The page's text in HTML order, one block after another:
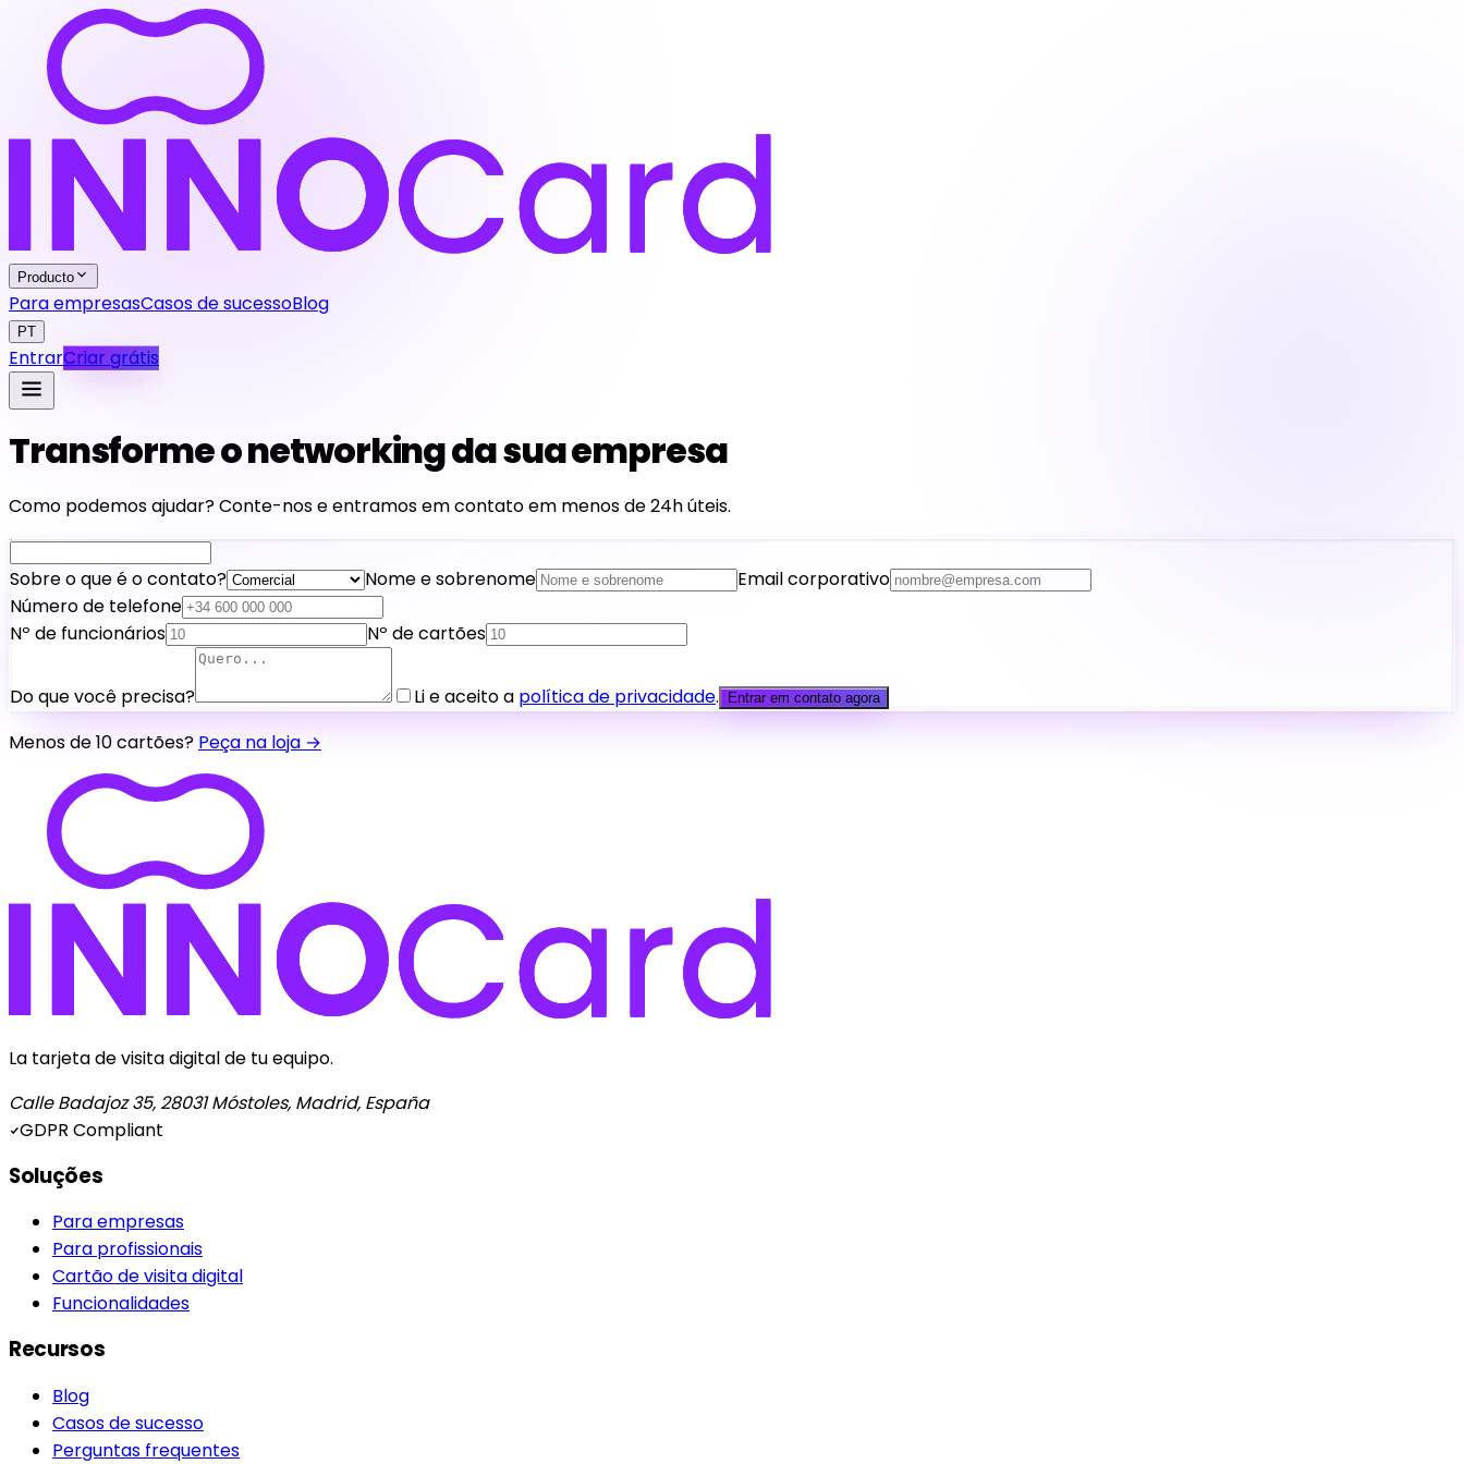
Producto
Para empresasCasos de sucessoBlog
PT
EntrarCriar grátis
Transforme o networking da sua empresa
Como podemos ajudar? Conte-nos e entramos em contato em menos de 24h úteis.
Sobre o que é o contato? Nome e sobrenome
Email corporativo
Número de telefone
Nº de funcionários
Nº de cartões
Do que você precisa? Li e aceito a política de privacidade. Entrar em contato agora
Menos de 10 cartões? Peça na loja →
La tarjeta de visita digital de tu equipo.
Calle Badajoz 35, 28031 Móstoles, Madrid, España
GDPR Compliant
Soluções
Para empresas
Para profissionais
Cartão de visita digital
Funcionalidades
Recursos
Blog
Casos de sucesso
Perguntas frequentes